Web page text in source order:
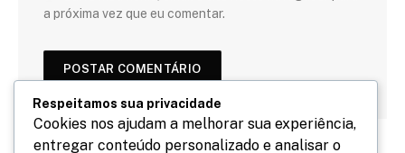
a próxima vez que eu comentar.
Respeitamos sua privacidade
Cookies nos ajudam a melhorar sua experiência,
entregar conteúdo personalizado e analisar o